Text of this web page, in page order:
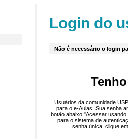
Login do
Não é necessário o login
Usuários da comunidade
para o e-Aulas. Sua senha
botão abaixo "Acessar
para o sistema de
senha única, clique